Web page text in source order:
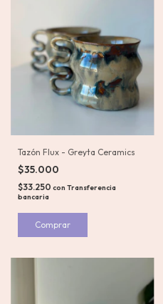
Tazón Flux - Greyta Ceramics
$35.000
$33.250 con Transferencia
bancaria
Comprar